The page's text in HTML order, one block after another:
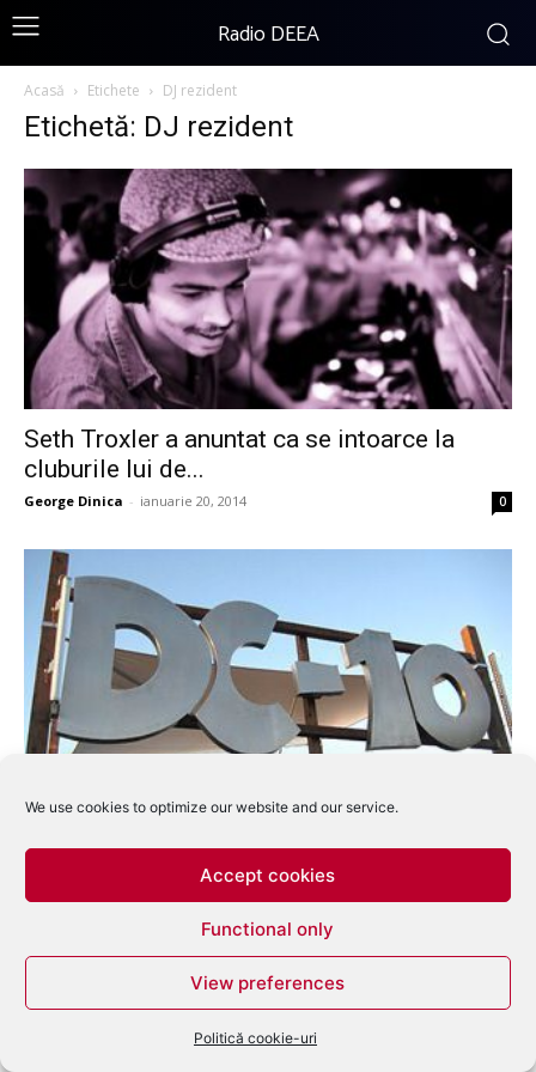
We use cookies to optimize our website and our service.
Accept cookies
Functional only
View preferences
Politică cookie-uri
Radio DEEA
Acasă Etichete DJ rezident
Etichetă: DJ rezident
Seth Troxler a anuntat ca se intoarce la
cluburile lui de...
George Dinica - ianuarie 20, 2014 0
luna august